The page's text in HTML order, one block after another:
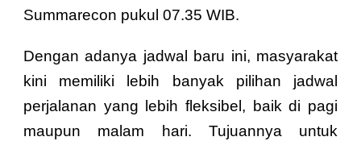
Summarecon pukul 07.35 WIB.
Dengan adanya jadwal baru ini, masyarakat
kini memiliki lebih banyak pilihan jadwal
perjalanan yang lebih fleksibel, baik di pagi
maupun malam hari. Tujuannya untuk